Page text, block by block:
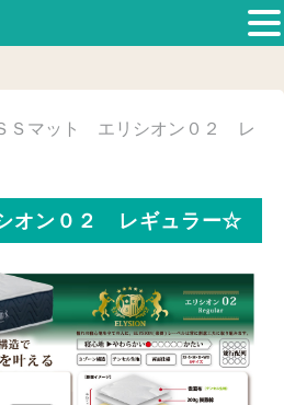
Ｓマット エリシオン０２ レ
オン０２ レギュラー☆